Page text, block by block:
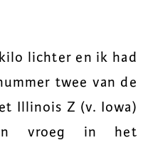
kilo lichter en ik had
twee van de
Illinois Z (v. Iowa)
vroeg in het